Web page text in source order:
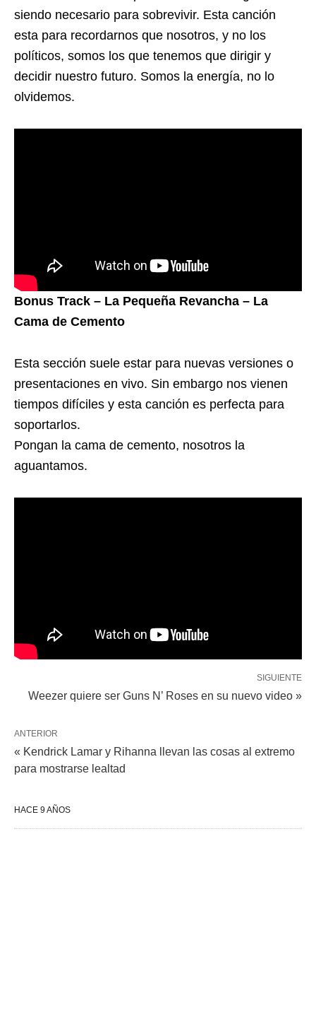
siendo necesario para sobrevivir. Esta canción
esta para recordarnos que nosotros, y no los
políticos, somos los que tenemos que dirigir y
decidir nuestro futuro. Somos la energía, no lo
olvidemos.
Bonus Track – La Pequeña Revancha – La
Cama de Cemento
Esta sección suele estar para nuevas versiones o
presentaciones en vivo. Sin embargo nos vienen
tiempos difíciles y esta canción es perfecta para
soportarlos.
Pongan la cama de cemento, nosotros la
aguantamos.
SIGUIENTE
Weezer quiere ser Guns N’ Roses en su nuevo video »
ANTERIOR
« Kendrick Lamar y Rihanna llevan las cosas al extremo
para mostrarse lealtad
HACE 9 AÑOS